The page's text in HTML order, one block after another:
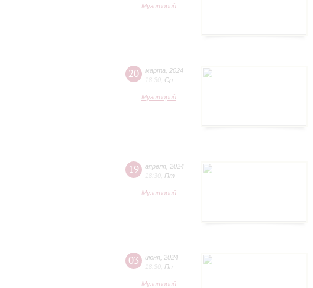
Музиторий
20 марта
2024
18:30 Ср
Музиторий
19 апреля 2024
18:30 Пт
Музиторий
03 июня 2024
18:30 Пн
Музиторий